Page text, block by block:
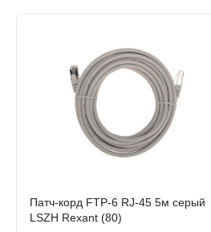
Патч-корд FTP-6 RJ-45 5м серый
LSZH Rexant (80)